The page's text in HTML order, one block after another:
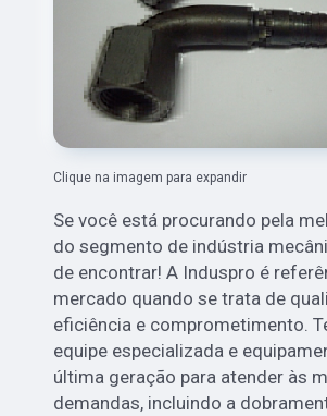
Clique na imagem para expandir
Se você está procurando pela
do segmento de indústria
de encontrar! A Induspro é
mercado quando se trata de
eficiência e comprometimento.
equipe especializada e
última geração para atender às
demandas, incluindo a